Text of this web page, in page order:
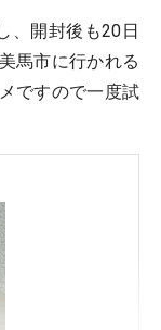
、開封後も20日
馬市に行かれる
ですので一度試